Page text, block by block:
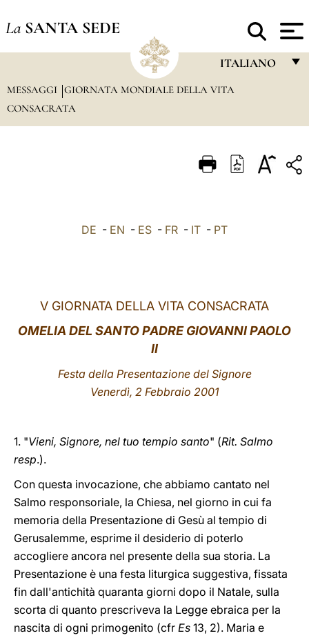
La SANTA SEDE
ITALIANO
FRANÇAIS
PORTUGUÊS
DEUTSCH
中文
LATINE
MESSAGGI
GIORNATA MONDIALE DELLA VITA
CONSACRATA
DE - EN - ES - FR - IT - PT
V GIORNATA DELLA VITA CONSACRATA
OMELIA DEL SANTO PADRE GIOVANNI PAOLO
II
Festa della Presentazione del Signore
Venerdì, 2 Febbraio 2001
1. "Vieni, Signore, nel tuo tempio santo" (Rit. Salmo
resp.).
Con questa invocazione, che abbiamo cantato nel
Salmo responsoriale, la Chiesa, nel giorno in cui fa
memoria della Presentazione di Gesù al tempio di
Gerusalemme, esprime il desiderio di poterlo
accogliere ancora nel presente della sua storia. La
Presentazione è una festa liturgica suggestiva, fissata
fin dall'antichità quaranta giorni dopo il Natale, sulla
scorta di quanto prescriveva la Legge ebraica per la
nascita di ogni primogenito (cfr Es 13, 2). Maria e